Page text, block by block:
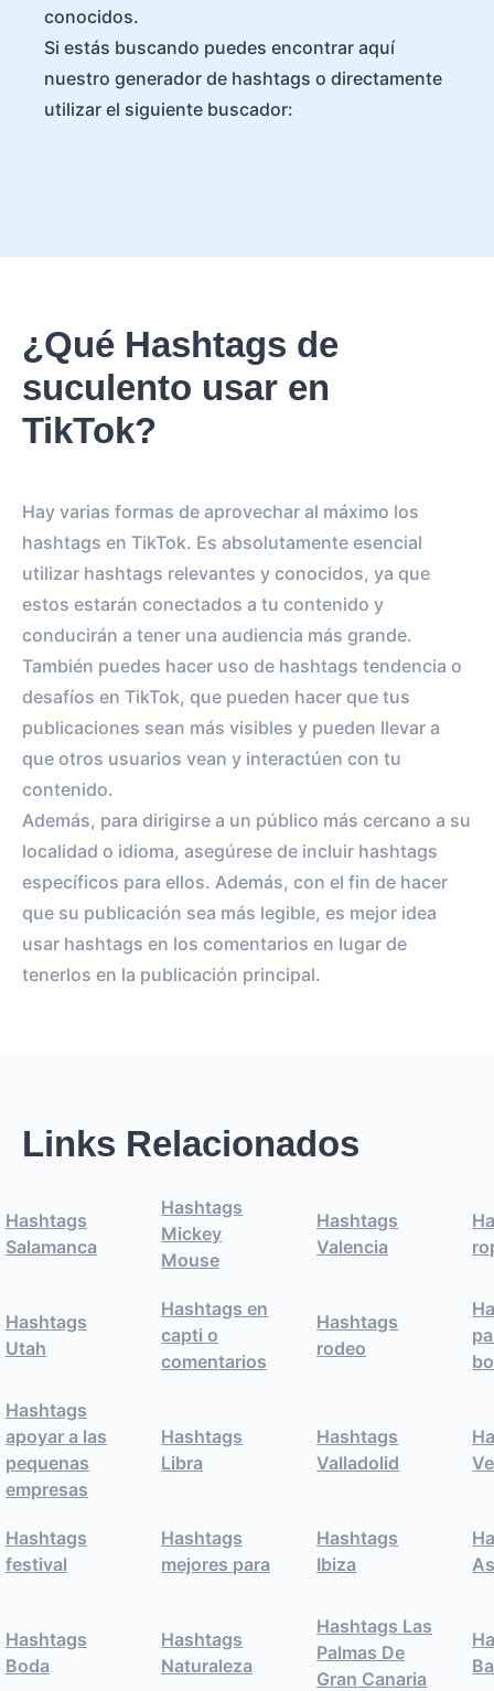
conocidos.
Si estás buscando puedes encontrar aquí
nuestro generador de hashtags o directamente
utilizar el siguiente buscador:
¿Qué Hashtags de
suculento usar en
TikTok?
Hay varias formas de aprovechar al máximo los
hashtags en TikTok. Es absolutamente esencial
utilizar hashtags relevantes y conocidos, ya que
estos estarán conectados a tu contenido y
conducirán a tener una audiencia más grande.
También puedes hacer uso de hashtags tendencia o
desafíos en TikTok, que pueden hacer que tus
publicaciones sean más visibles y pueden llevar a
que otros usuarios vean y interactúen con tu
contenido.
Además, para dirigirse a un público más cercano a su
localidad o idioma, asegúrese de incluir hashtags
específicos para ellos. Además, con el fin de hacer
que su publicación sea más legible, es mejor idea
usar hashtags en los comentarios en lugar de
tenerlos en la publicación principal.
Links Relacionados
Hashtags
Salamanca
Hashtags
Mickey
Mouse
Hashtags
Valencia
Hashtags
Utah
Hashtags en
capti o
comentarios
Hashtags
rodeo
Hashtags
apoyar a las
pequenas
empresas
Hashtags
Libra
Hashtags
Valladolid
Hashtags
festival
Hashtags
mejores para
Hashtags
Ibiza
Hashtags
Boda
Hashtags
Naturaleza
Hashtags Las
Palmas De
Gran Canaria